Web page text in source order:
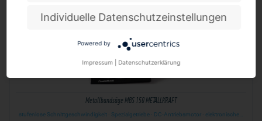
Metallbandsäge MBS 150 METALLKRAFT
stufenlose Schnittgeschwindigkeit · Spezialgetriebe · DC-Antriebsmotor · elektronische…
Individuelle Datenschutzeinstellungen
Powered by
Impressum Datenschutzerklärung